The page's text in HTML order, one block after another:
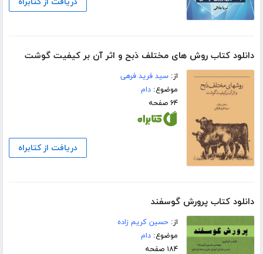
دانلود کتاب روش های مختلف ذبح و اثر آن بر کیفیت گوشت
از:سید فرید فرهی
موضوع:دام
۶۴ صفحه
دریافت از کتابراه
دانلود کتاب پرورش گوسفند
از:حسین کریم زاده
موضوع:دام
۱۸۴ صفحه